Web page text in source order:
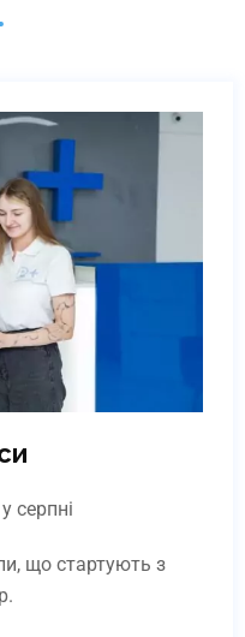
реабілітації
«Партнер Плюс»
Плюс»,
кваліфікацій
серпні
що стартують з